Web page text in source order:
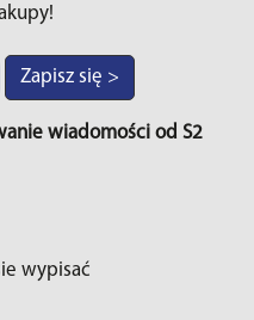
Zapisz się >
wiadomości od S2
wypisać